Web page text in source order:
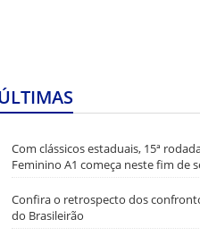
Com clássicos estaduais, 15ª
Feminino A1 começa neste fim de
Confira o retrospecto dos
do Brasileirão